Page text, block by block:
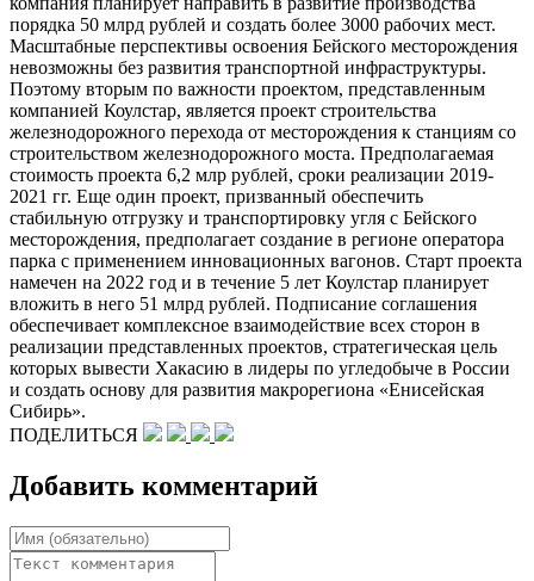
порядка 50 млрд рублей и создать более 3000 рабочих мест.
Масштабные перспективы освоения Бейского месторождения
невозможны без развития транспортной инфраструктуры.
Поэтому вторым по важности проектом, представленным
компанией Коулстар, является проект строительства
железнодорожного перехода от месторождения к станциям со
строительством железнодорожного моста. Предполагаемая
стоимость проекта 6,2 млр рублей, сроки реализации 2019-
2021 гг. Еще один проект, призванный обеспечить
стабильную отгрузку и транспортировку угля с Бейского
месторождения, предполагает создание в регионе оператора
парка с применением инновационных вагонов. Старт проекта
намечен на 2022 год и в течение 5 лет Коулстар планирует
вложить в него 51 млрд рублей. Подписание соглашения
обеспечивает комплексное взаимодействие всех сторон в
реализации представленных проектов, стратегическая цель
которых вывести Хакасию в лидеры по угледобыче в России
и создать основу для развития макрорегиона «Енисейская
Сибирь».
ПОДЕЛИТЬСЯ
Добавить комментарий